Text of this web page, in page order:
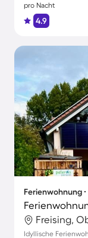
pro Nacht
4.9
Ferienwohnung
Freising,
Idyllische